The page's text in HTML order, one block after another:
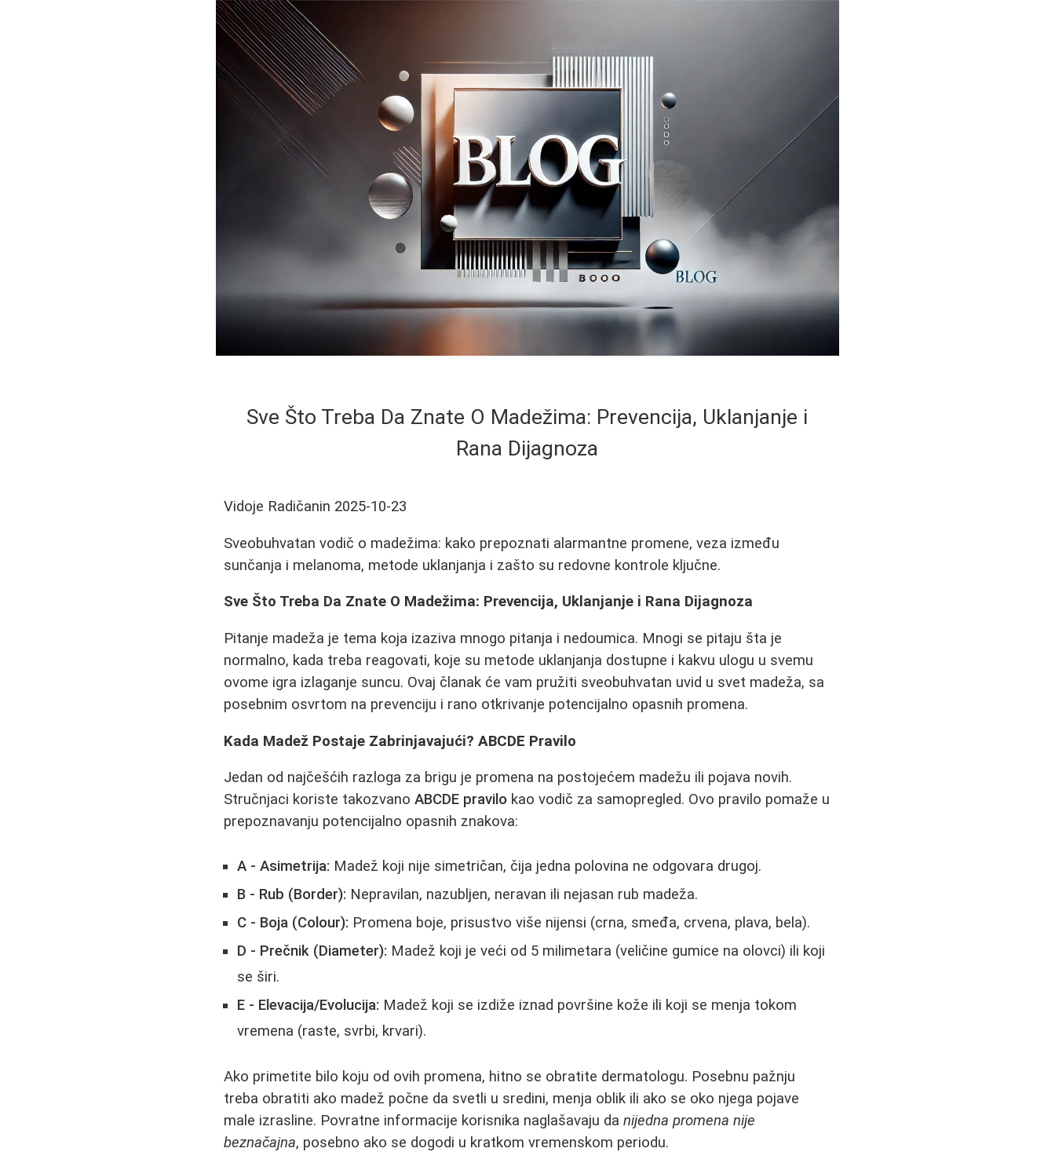
Sve Što Treba Da Znate O Madežima: Prevencija, Uklanjanje i
Rana Dijagnoza
Vidoje Radičanin 2025-10-23
Sveobuhvatan vodič o madežima: kako prepoznati alarmantne promene, veza između
sunčanja i melanoma, metode uklanjanja i zašto su redovne kontrole ključne.
Sve Što Treba Da Znate O Madežima: Prevencija, Uklanjanje i Rana Dijagnoza
Pitanje madeža je tema koja izaziva mnogo pitanja i nedoumica. Mnogi se pitaju šta je
normalno, kada treba reagovati, koje su metode uklanjanja dostupne i kakvu ulogu u svemu
ovome igra izlaganje suncu. Ovaj članak će vam pružiti sveobuhvatan uvid u svet madeža, sa
posebnim osvrtom na prevenciju i rano otkrivanje potencijalno opasnih promena.
Kada Madež Postaje Zabrinjavajući? ABCDE Pravilo
Jedan od najčešćih razloga za brigu je promena na postojećem madežu ili pojava novih.
Stručnjaci koriste takozvanoABCDE pravilo kao vodič za samopregled. Ovo pravilo pomaže u
prepoznavanju potencijalno opasnih znakova:
A - Asimetrija: Madež koji nije simetričan, čija jedna polovina ne odgovara drugoj.
B - Rub (Border): Nepravilan, nazubljen, neravan ili nejasan rub madeža.
C - Boja (Colour): Promena boje, prisustvo više nijensi (crna, smeđa, crvena, plava, bela).
D - Prečnik (Diameter): Madež koji je veći od 5 milimetara (veličine gumice na olovci) ili koji
se širi.
E - Elevacija/Evolucija: Madež koji se izdiže iznad površine kože ili koji se menja tokom
vremena (raste, svrbi, krvari).
Ako primetite bilo koju od ovih promena, hitno se obratite dermatologu. Posebnu pažnju
treba obratiti ako madež počne da svetli u sredini, menja oblik ili ako se oko njega pojave
male izrasline. Povratne informacije korisnika naglašavaju danijedna promena nije
beznačajna, posebno ako se dogodi u kratkom vremenskom periodu.